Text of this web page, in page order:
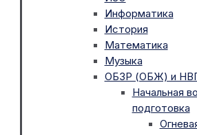
Информатика
История
Математика
Музыка
ОБЗР (ОБЖ) и
Начальная
подготовка